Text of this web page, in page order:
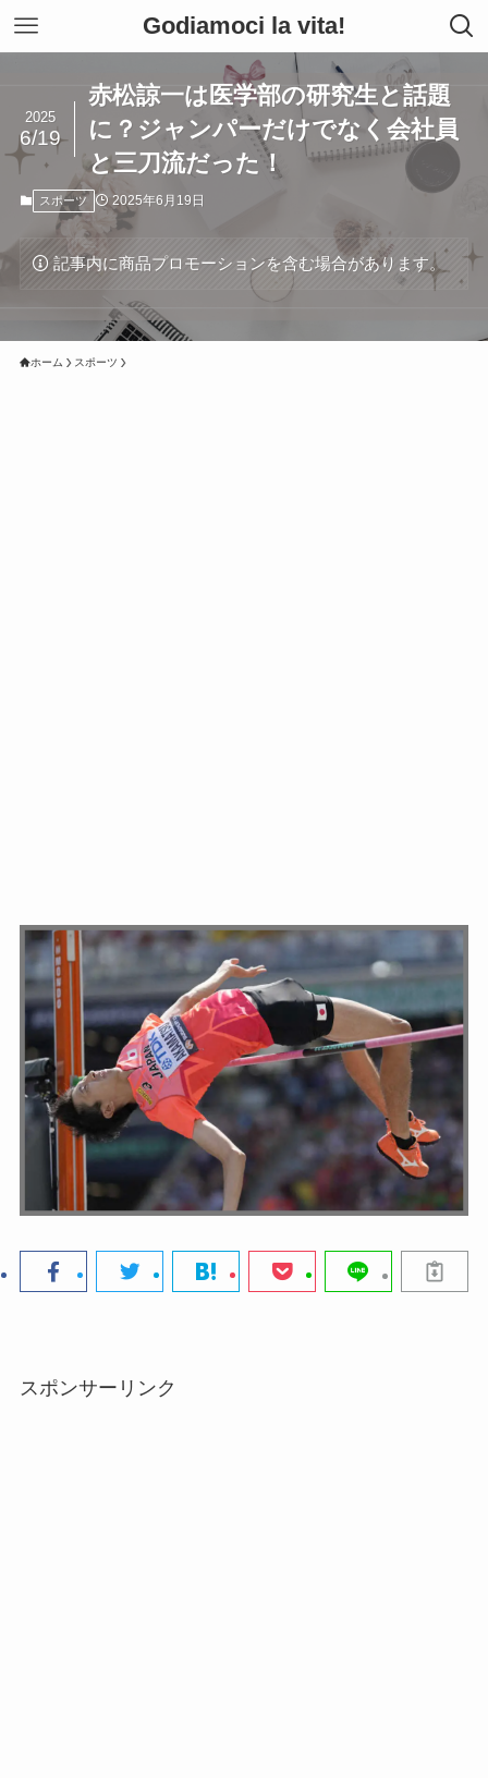
Godiamoci la vita!
赤松諒一は医学部の研究生と話題
に？ジャンパーだけでなく会社員
と三刀流だった！
2025
6/19
スポーツ 2025年6月19日
記事内に商品プロモーションを含む場合があります。
ホーム スポーツ
スポンサーリンク